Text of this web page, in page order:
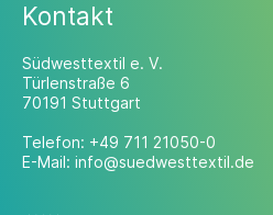
Kontakt
Südwesttextil e. V.
Türlenstraße 6
70191 Stuttgart
Telefon: +49 711 21050-0
E-Mail: info@suedwesttextil.de